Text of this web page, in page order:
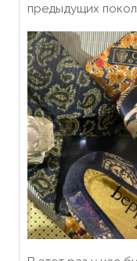
предыдущих